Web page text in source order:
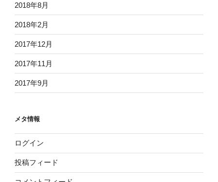
2018年8月
2018年2月
2017年12月
2017年11月
2017年9月
メタ情報
ログイン
投稿フィード